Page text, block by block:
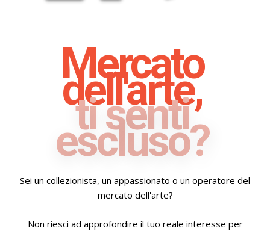
Mercato
dell'arte,
ti senti
escluso?
Sei un collezionista, un appassionato o un operatore del
mercato dell'arte?
Non riesci ad approfondire il tuo reale interesse per